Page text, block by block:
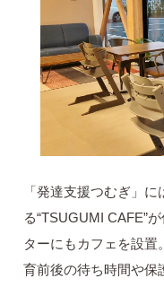
「発達支援つむぎ」
る“TSUGUMI CAFE”
ターにもカフェを設
育前後の待ち時間や保